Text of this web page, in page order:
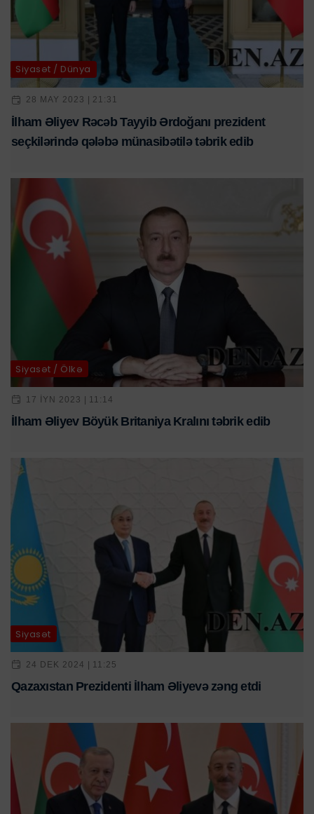
Siyasət / Dünya
28 MAY 2023 | 21:31
İlham Əliyev Rəcəb Tayyib Ərdoğanı prezident
seçkilərində qələbə münasibətilə təbrik edib
Siyasət / Ölkə
17 IYN 2023 | 11:14
İlham Əliyev Böyük Britaniya Kralını təbrik edib
Siyasət
24 DEK 2024 | 11:25
Qazaxıstan Prezidenti İlham Əliyevə zəng etdi